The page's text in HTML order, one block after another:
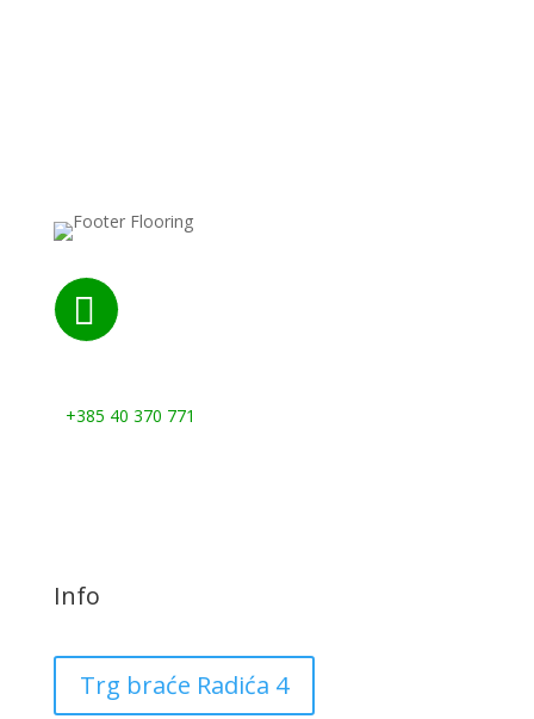

+385 40 370 771
Info
Trg braće Radića 4